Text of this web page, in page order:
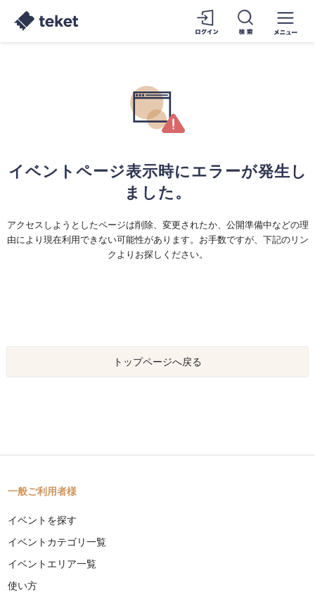
イベントページ表示時にエラーが発生し
ました。
アクセスしようとしたページは削除、変更されたか、公開準備中などの理
由により現在利用できない可能性があります。お手数ですが、下記のリン
クよりお探しください。
トップページへ戻る
一般ご利用者様
イベントを探す
イベントカテゴリ一覧
イベントエリア一覧
使い方